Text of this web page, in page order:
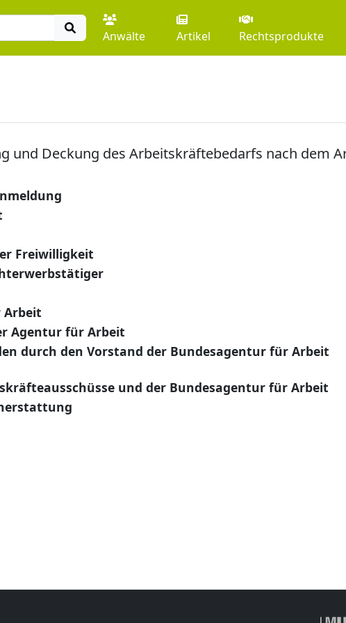
Anwälte Artikel Rechtsprodukte
und Deckung des Arbeitskräftebedarfs nach dem
Freiwilligkeit
Arbeit
Agentur für Arbeit
durch den Vorstand der Bundesagentur für Arbeit
und der Bundesagentur für Arbeit